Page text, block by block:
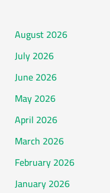
August 2026
July 2026
June 2026
May 2026
April 2026
March 2026
February 2026
January 2026